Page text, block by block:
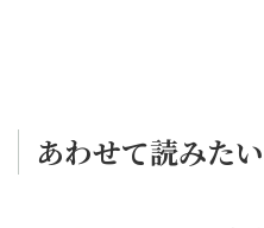
あわせて読みたい